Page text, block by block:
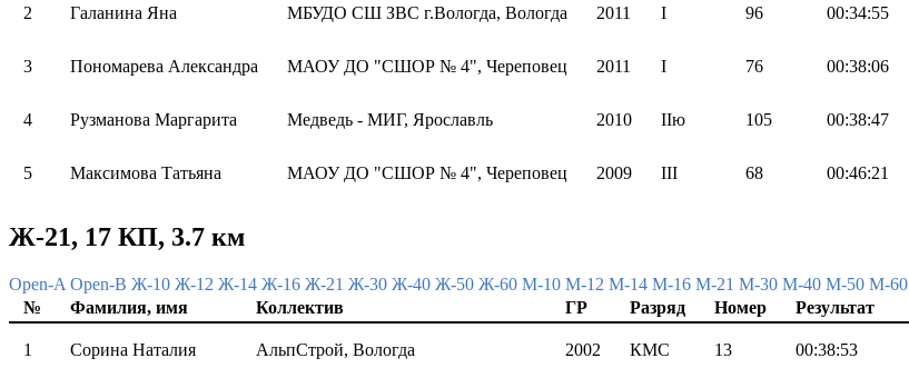
2 Галанина Яна МБУДО СШ ЗВС г.Вологда, Вологда 2011 I 96 00:34:55
3 Пономарева Александра МАОУ ДО "СШОР № 4", Череповец 2011 I 76 00:38:06
4 Рузманова Маргарита Медведь - МИГ, Ярославль 2010 IIю 105 00:38:47
5 Максимова Татьяна МАОУ ДО "СШОР № 4", Череповец 2009 III 68 00:46:21
Ж-21, 17 КП, 3.7 км
Open-A Open-B Ж-10 Ж-12 Ж-14 Ж-16 Ж-21 Ж-30 Ж-40 Ж-50 Ж-60 М-10 М-12 М-14 М-16 М-21 М-30 М-40 М-50 М-60
№
Фамилия, имя Коллектив ГР Разряд Номер Результат
1 Сорина Наталия АльпСтрой, Вологда 2002 КМС 13 00:38:53